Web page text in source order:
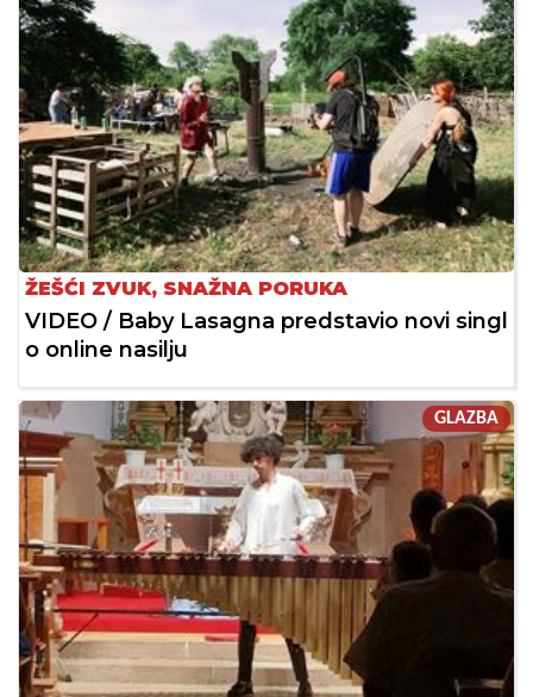
ŽEŠĆI ZVUK, SNAŽNA PORUKA
VIDEO / Baby Lasagna predstavio novi singl
o online nasilju
GLAZBA